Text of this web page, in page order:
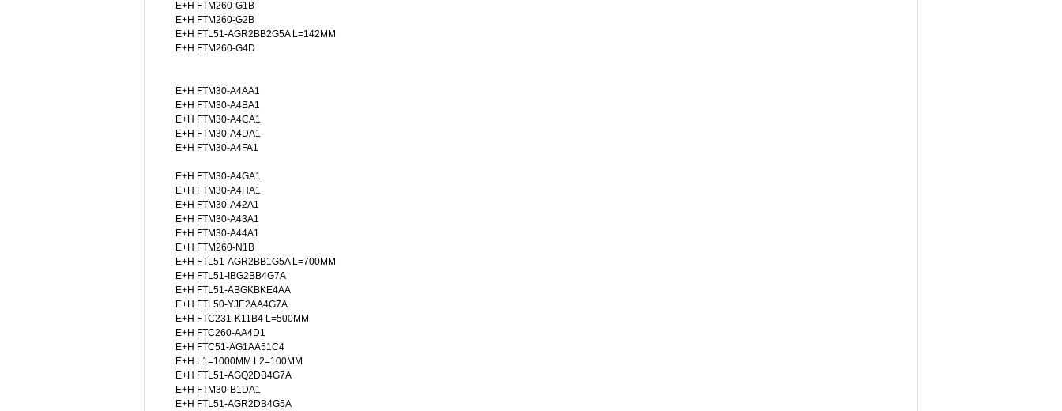
E+H FTM260-G1B
E+H FTM260-G2B
E+H FTL51-AGR2BB2G5A L=142MM
E+H FTM260-G4D
E+H FTM30-A4AA1
E+H FTM30-A4BA1
E+H FTM30-A4CA1
E+H FTM30-A4DA1
E+H FTM30-A4FA1
E+H FTM30-A4GA1
E+H FTM30-A4HA1
E+H FTM30-A42A1
E+H FTM30-A43A1
E+H FTM30-A44A1
E+H FTM260-N1B
E+H FTL51-AGR2BB1G5A L=700MM
E+H FTL51-IBG2BB4G7A
E+H FTL51-ABGKBKE4AA
E+H FTL50-YJE2AA4G7A
E+H FTC231-K11B4 L=500MM
E+H FTC260-AA4D1
E+H FTC51-AG1AA51C4
E+H L1=1000MM L2=100MM
E+H FTL51-AGQ2DB4G7A
E+H FTM30-B1DA1
E+H FTL51-AGR2DB4G5A